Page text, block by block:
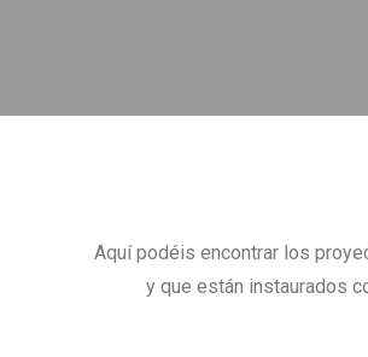
Aquí podéis encontrar los
y que están instaurados